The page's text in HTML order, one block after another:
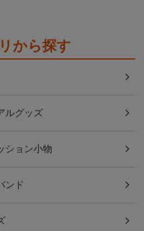
から探す
ルグッズ
ション小物
ンド